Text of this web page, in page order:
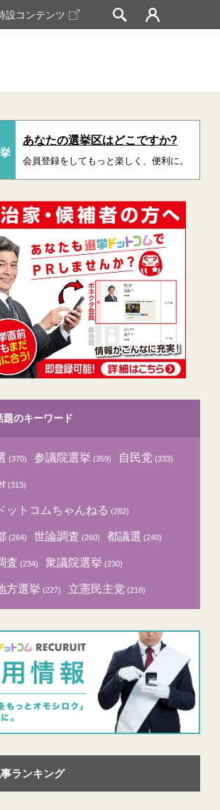
設コンテンツ
あなたの選挙区はどこですか?
会員登録をしてもっと楽しく、便利に。
題のキーワード
(370) 参議院選挙 (359) 自民党 (333)
(313)
ットコムちゃんねる (282)
(264) 世論調査 (260) 都議選 (240)
査 (234) 衆議院選挙 (230)
方選挙 (227) 立憲民主党 (218)
ランキング